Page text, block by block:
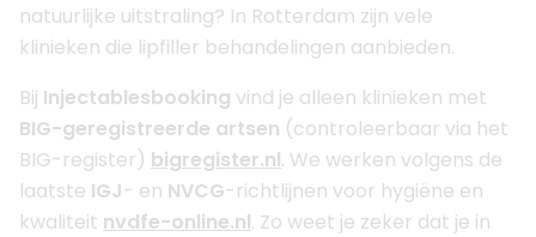
natuurlijke uitstraling? In Rotterdam zijn vele
klinieken die lipfiller behandelingen aanbieden.
Bij Injectablesbooking vind je alleen klinieken met
BIG-geregistreerde artsen (controleerbaar via het
BIG-register) bigregister.nl. We werken volgens de
laatste IGJ- en NVCG-richtlijnen voor hygiëne en
kwaliteit nvdfe-online.nl. Zo weet je zeker dat je in